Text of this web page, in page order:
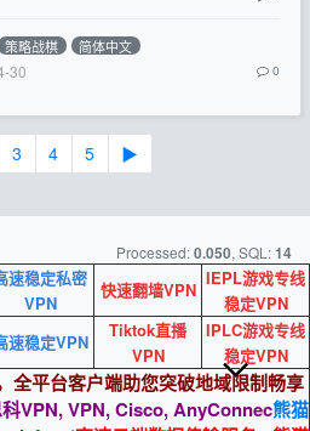
策略战棋 简体中文
30 0
3 4 5 ▶
Processed:0.050, SQL:14
速稳定私密
VPN
快速翻墙VPN
IEPL游戏专线
稳定VPN
速稳定VPN
Tiktok直播
VPN
IPLC游戏专线
稳定VPN
全平台客户端助您突破地域限制畅享
VPN, VPN, Cisco, AnyConnec熊猫